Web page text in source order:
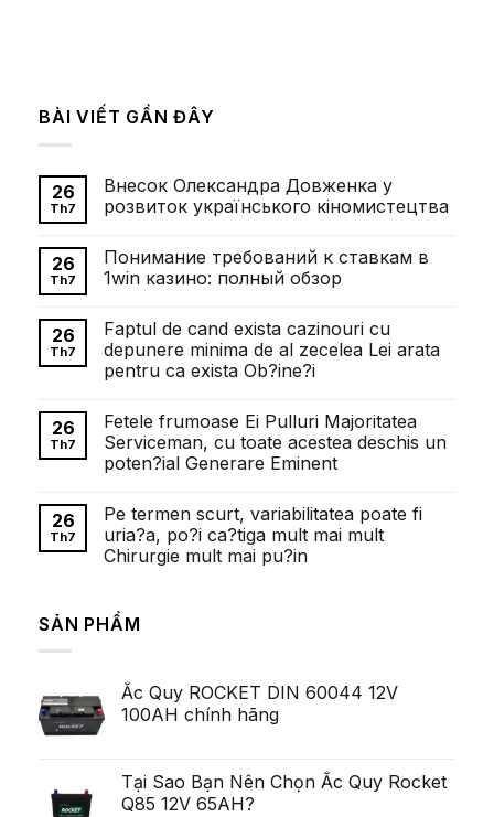
BÀI VIẾT GẦN ĐÂY
26
Th7
Внесок Олександра Довженка у
розвиток українського кіномистецтва
bình
luận
ở
Довженка
розвиток
українського
кіномистецтва
26
Th7
Понимание требований к ставкам в
1win казино: полный обзор
bình
luận
ở
Понимание
требований
ставкам
в
1win
казино:
полный
26
Th7
Faptul de cand exista cazinouri cu
depunere minima de al zecelea Lei arata
pentru ca exista Ob?ine?i
bình
luận
ở
Faptul
de
exista
cazinouri
cu
depunere
minima
Lei
arata
exista
Ob?
ine?
i
26
Th7
Fetele frumoase Ei Pulluri Majoritatea
Serviceman, cu toate acestea deschis un
poten?ial Generare Eminent
bình
luận
ở
Fetele
frumoase
Majoritatea
Serviceman,
deschis
poten?
ial
26
Th7
Pe termen scurt, variabilitatea poate fi
uria?a, po?i ca?tiga mult mai mult
Chirurgie mult mai pu?in
luận
ở
variabilitatea
poate
fi
tiga
SẢN PHẨM
Ắc Quy ROCKET DIN 60044 12V
100AH chính hãng
Tại Sao Bạn Nên Chọn Ắc Quy Rocket
Q85 12V 65AH?